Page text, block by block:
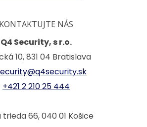
KONTAKTUJTE NÁS
Q4 Security, s r.o.
10, 831 04 Bratislava
+421 2 210 25 444
trieda 66, 040 01 Košice